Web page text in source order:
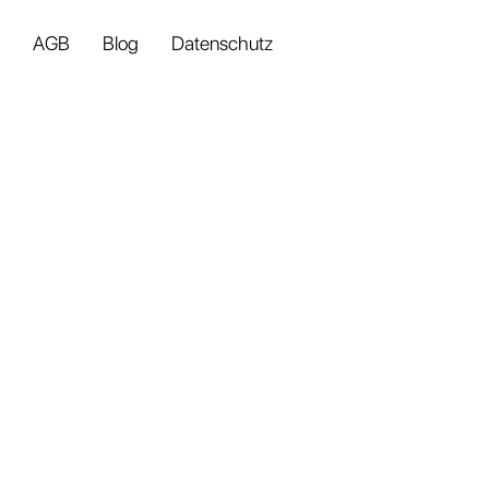
AGB Blog Datenschutz